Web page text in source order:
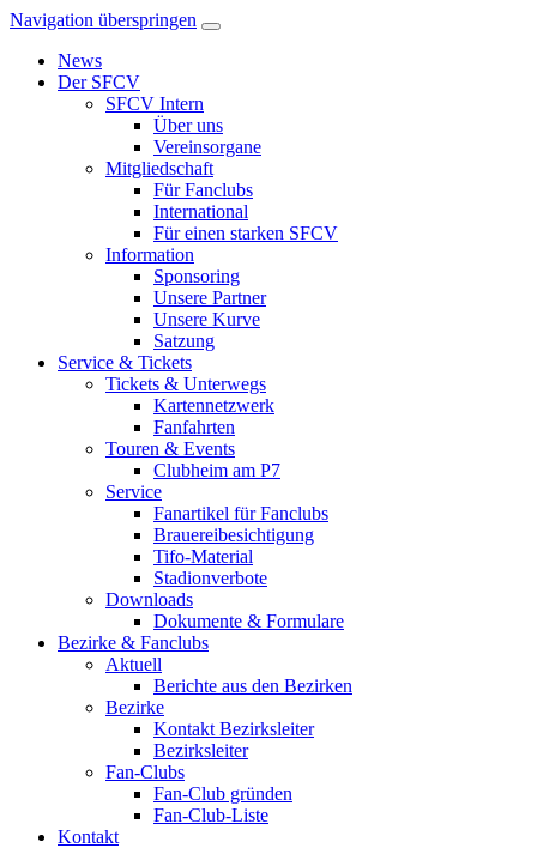
Navigation überspringen
News
Der SFCV
SFCV Intern
Über uns
Vereinsorgane
Mitgliedschaft
Für Fanclubs
International
Für einen starken SFCV
Information
Sponsoring
Unsere Partner
Unsere Kurve
Satzung
Service & Tickets
Tickets & Unterwegs
Kartennetzwerk
Fanfahrten
Touren & Events
Clubheim am P7
Service
Fanartikel für Fanclubs
Brauereibesichtigung
Tifo-Material
Stadionverbote
Downloads
Dokumente & Formulare
Bezirke & Fanclubs
Aktuell
Berichte aus den Bezirken
Bezirke
Kontakt Bezirksleiter
Bezirksleiter
Fan-Clubs
Fan-Club gründen
Fan-Club-Liste
Kontakt